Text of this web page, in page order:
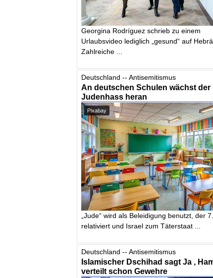
Georgina Rodríguez schrieb zu einem
Urlaubsvideo lediglich „gesund“ auf
Zahlreiche ...
Deutschland -- Antisemitismus
An deutschen Schulen wächst der
Judenhass heran
Pixabay
„Jude“ wird als Beleidigung benutzt, der
relativiert und Israel zum Täterstaat ...
Deutschland -- Antisemitismus
Islamischer Dschihad sagt Ja ,
verteilt schon Gewehre